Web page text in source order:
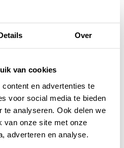
Over
van cookies
en advertenties te
voor social media te bieden
te analyseren. Ook delen we
van onze site met onze
adverteren en analyse.
goed dan